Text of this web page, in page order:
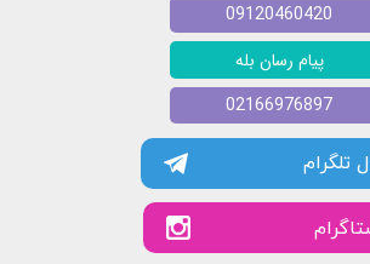
تلگرام
پیام رسان بله
09120460420
02166976897